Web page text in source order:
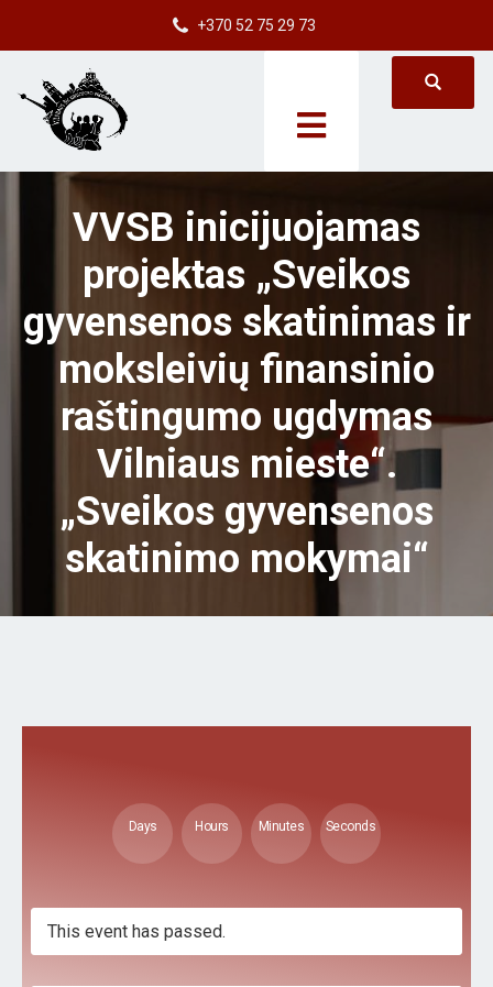
+370 52 75 29 73
VVSB inicijuojamas
projektas „Sveikos
gyvensenos skatinimas ir
moksleivių finansinio
raštingumo ugdymas
Vilniaus mieste“.
„Sveikos gyvensenos
skatinimo mokymai“
Days Hours Minutes Seconds
This event has passed.